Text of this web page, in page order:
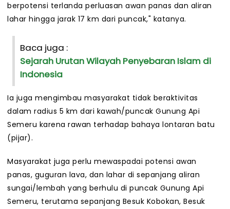
berpotensi terlanda perluasan awan panas dan aliran
lahar hingga jarak 17 km dari puncak," katanya.
Baca juga :
Sejarah Urutan Wilayah Penyebaran Islam di
Indonesia
Ia juga mengimbau masyarakat tidak beraktivitas
dalam radius 5 km dari kawah/puncak Gunung Api
Semeru karena rawan terhadap bahaya lontaran batu
(pijar).
Masyarakat juga perlu mewaspadai potensi awan
panas, guguran lava, dan lahar di sepanjang aliran
sungai/lembah yang berhulu di puncak Gunung Api
Semeru, terutama sepanjang Besuk Kobokan, Besuk